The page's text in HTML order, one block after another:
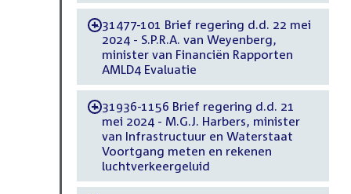
-31477-101 Brief regering d.d. 22 mei
2024 - S.P.R.A. van Weyenberg,
minister van Financiën Rapporten
AMLD4 Evaluatie
-31936-1156 Brief regering d.d. 21
mei 2024 - M.G.J. Harbers, minister
van Infrastructuur en Waterstaat
Voortgang meten en rekenen
luchtverkeergeluid